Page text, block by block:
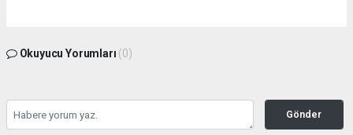
Okuyucu Yorumları (0)
Gönder